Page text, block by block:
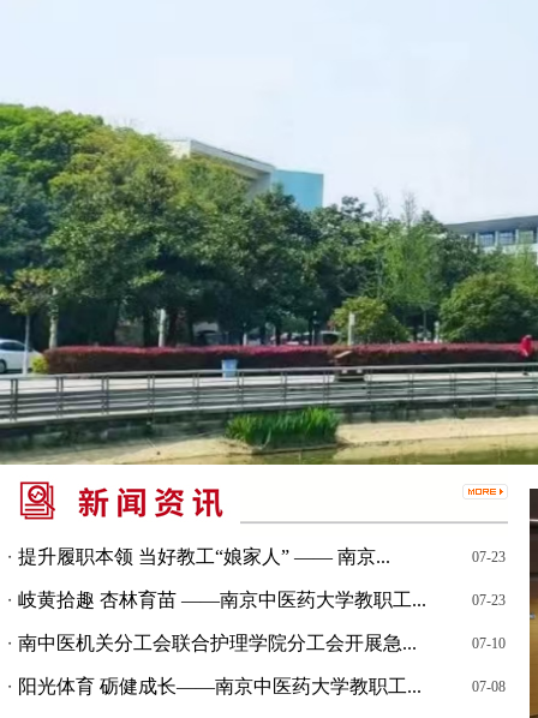
・ 提升履职本领 当好教工“娘家人” —— 南京... 07-23
・ 岐黄拾趣 杏林育苗 ——南京中医药大学教职工... 07-23
・ 南中医机关分工会联合护理学院分工会开展急... 07-10
・ 阳光体育 砺健成长——南京中医药大学教职工... 07-08